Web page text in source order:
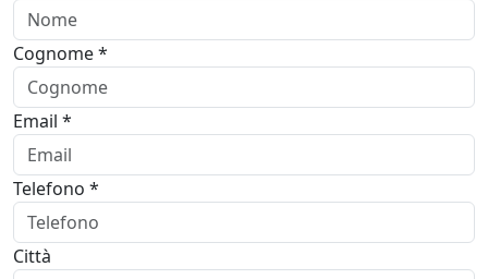
Cognome *
Email *
Telefono *
Città